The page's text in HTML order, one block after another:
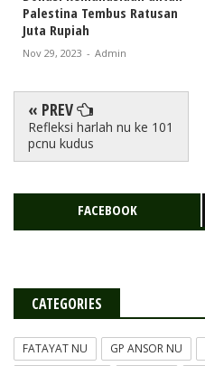
Palestina Tembus Ratusan
Juta Rupiah
Nov 29, 2023 - Admin
« PREV
Refleksi harlah nu ke 101
pcnu kudus
FACEBOOK
CATEGORIES
FATAYAT NU GP ANSOR NU